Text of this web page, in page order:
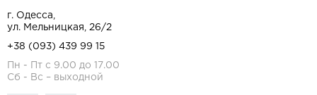
г. Одесса,
ул. Мельницкая, 26/2
+38 (093) 439 99 15
Пн - Пт с 9.00 до 17.00
Сб - Вс – выходной